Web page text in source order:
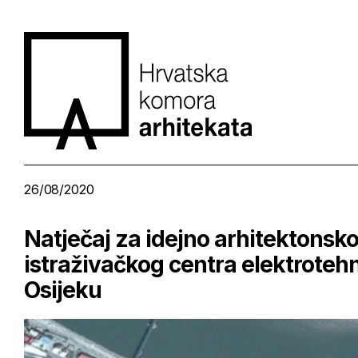
26/08/2020
Natječaj za idejno
istraživačkog centra
Osijeku